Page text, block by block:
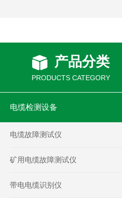
产品分类
PRODUCTS CATEGORY
电缆检测设备
电缆故障测试仪
矿用电缆故障测试仪
带电电缆识别仪